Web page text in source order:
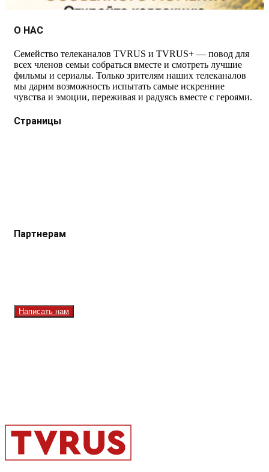
О НАС
Семейство телеканалов TVRUS и TVRUS+ — повод для
всех членов семьи собраться вместе и смотреть лучшие
фильмы и сериалы. Только зрителям наших телеканалов
мы дарим возможность испытать самые искренние
чувства и эмоции, переживая и радуясь вместе с героями.
Страницы
Партнерам
Написать нам